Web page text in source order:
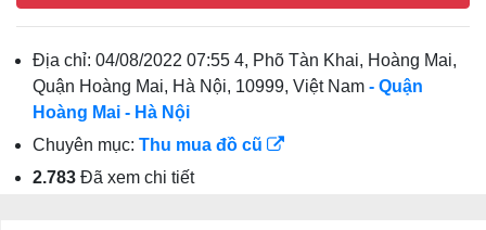
Địa chỉ: 04/08/2022 07:55 4, Phõ Tàn Khai, Hoàng Mai,
Quận Hoàng Mai, Hà Nội, 10999, Việt Nam - Quận
Hoàng Mai - Hà Nội
Chuyên mục: Thu mua đồ cũ
2.783 Đã xem chi tiết